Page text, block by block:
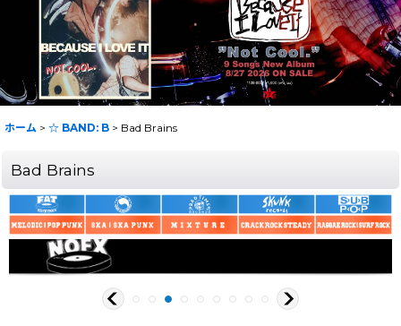
ホーム > ☆ BAND: B > Bad Brains
Bad Brains